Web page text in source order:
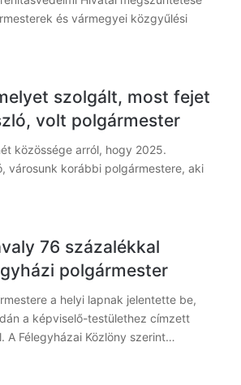
és vármegyei közgyűlési
szolgált, most fejet
volt polgármester
közössége arról, hogy 2025.
városunk korábbi polgármestere, aki
76 százalékkal
polgármester
a helyi lapnak jelentette be,
a képviselő-testülethez címzett
Félegyházai Közlöny szerint…